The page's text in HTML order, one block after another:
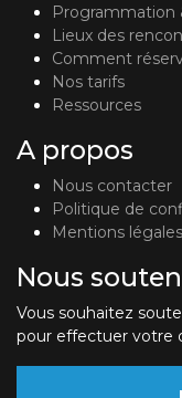
Programmation
Lieux des
Comment
Nos tarifs
Ressources
A propos
Nous contacter
Politique de
Mentions légales
Nous
Vous souhaitez
pour effectuer votre